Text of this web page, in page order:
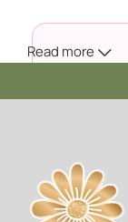
Read more